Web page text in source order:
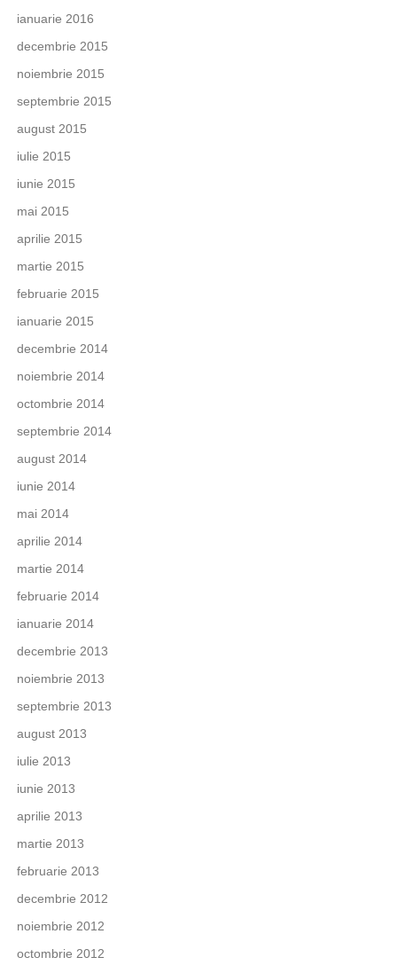
ianuarie 2016
decembrie 2015
noiembrie 2015
septembrie 2015
august 2015
iulie 2015
iunie 2015
mai 2015
aprilie 2015
martie 2015
februarie 2015
ianuarie 2015
decembrie 2014
noiembrie 2014
octombrie 2014
septembrie 2014
august 2014
iunie 2014
mai 2014
aprilie 2014
martie 2014
februarie 2014
ianuarie 2014
decembrie 2013
noiembrie 2013
septembrie 2013
august 2013
iulie 2013
iunie 2013
aprilie 2013
martie 2013
februarie 2013
decembrie 2012
noiembrie 2012
octombrie 2012